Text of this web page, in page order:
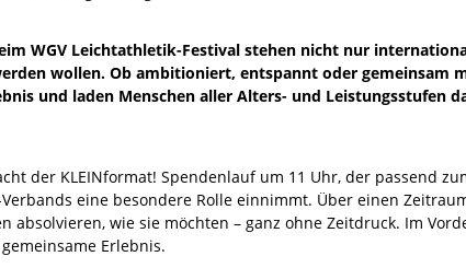
WGV Leichtathletik-Festival stehen nicht nur
wollen. Ob ambitioniert, entspannt oder gemeinsam
und laden Menschen aller Alters- und Leistungsstufen
der KLEINformat! Spendenlauf um 11 Uhr, der passend
eine besondere Rolle einnimmt. Über einen
absolvieren, wie sie möchten – ganz ohne Zeitdruck. Im
Erlebnis.